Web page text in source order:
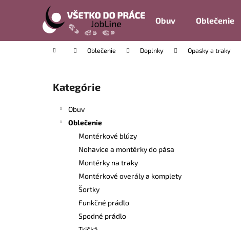
Obuv Oblečenie
Domov Oblečenie Doplnky Opasky a traky
Preskočiť
kategórie
Kategórie
Obuv
Oblečenie
Montérkové blúzy
Nohavice a montérky do pása
Montérky na traky
Montérkové overály a komplety
Šortky
Funkčné prádlo
Spodné prádlo
í
Späť
do
Späť
do